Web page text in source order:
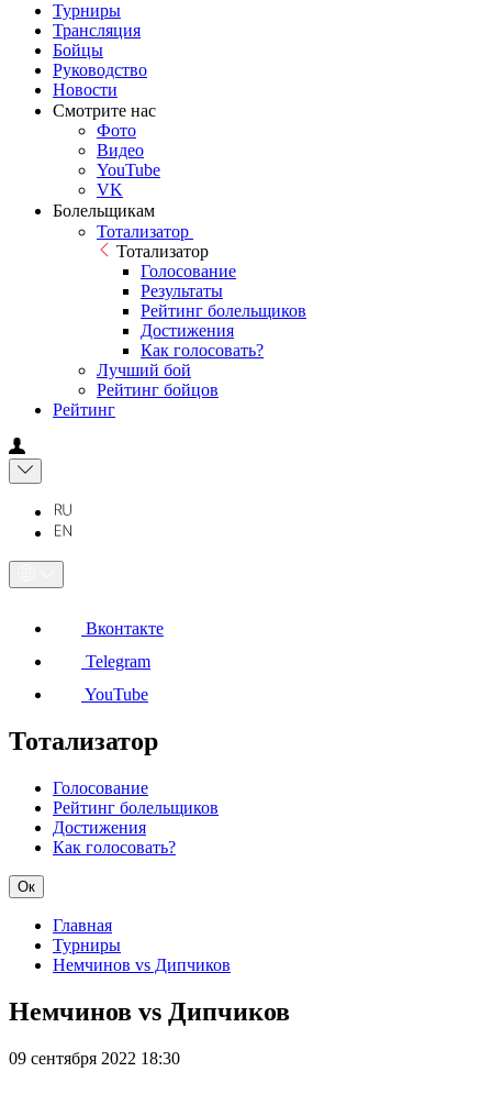
Турниры
Трансляция
Бойцы
Руководство
Новости
Смотрите нас
Фото
Видео
YouTube
VK
Болельщикам
Тотализатор
Тотализатор
Голосование
Результаты
Рейтинг болельщиков
Достижения
Как голосовать?
Лучший бой
Рейтинг бойцов
Рейтинг
Вконтакте
Telegram
YouTube
Тотализатор
Голосование
Рейтинг болельщиков
Достижения
Как голосовать?
Ок
Главная
Турниры
Немчинов vs Дипчиков
Немчинов vs Дипчиков
09 сентября 2022 18:30